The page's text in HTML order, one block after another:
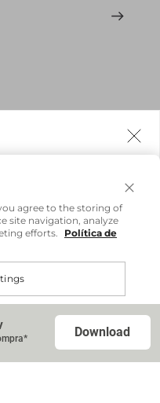
você estiver.
Download
agree to the storing of
site navigation, analyze
efforts.
Política de